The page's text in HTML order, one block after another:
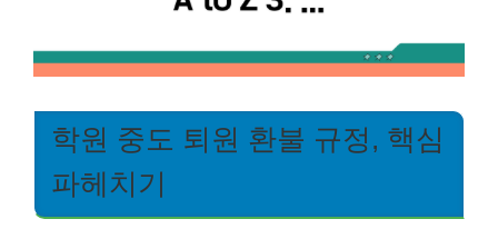
학원 중도 퇴원 환불 규정, 핵심
파헤치기